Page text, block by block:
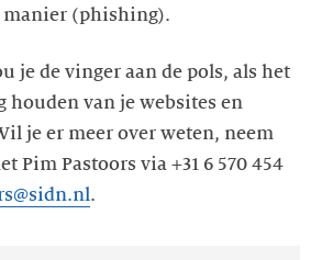
je de vinger aan de pols, als het
houden van je websites en
je er meer over weten, neem
Pim Pastoors via +31 6 570 454